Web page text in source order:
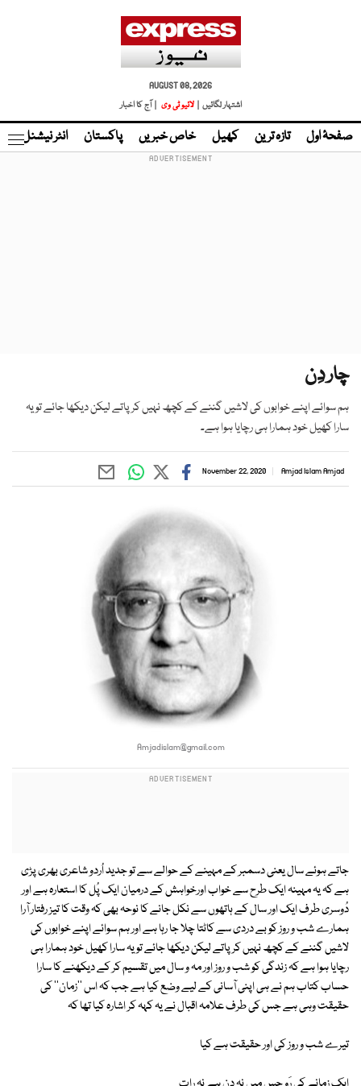
AUGUST 08, 2026
اشتہار لگائیں |
لائیو ٹی وی | آج کا اخبار
صفحۂ اول تازہ ترین کھیل خاص خبریں پاکستان انٹر نیشنل
چار دِن
ہم سوائے اپنے خوابوں کی لاشیں گننے کے کچھ نہیں کر پاتے لیکن دیکھا جائے تو یہ
سارا کھیل خود ہمارا ہی رچایا ہوا ہے۔
Amjad Islam Amjad
November 22, 2020
Amjadislam@gmail.com
جاتے ہوئے سال یعنی دسمبر کے مہینے کے حوالے سے تو جدید اُردو شاعری بھری پڑی
ہے کہ یہ مہینہ ایک طرح سے خواب اورخواہش کے درمیان ایک پُل کا استعارہ ہے اور
دُوسری طرف ایک اور سال کے ہاتھوں سے نکل جانے کا نوحہ بھی کہ وقت کا تیز رفتار آرا
ہمارے شب و روز کو بے دردی سے کاٹتا چلا جا رہا ہے اور ہم سوائے اپنے خوابوں کی
لاشیں گننے کے کچھ نہیں کر پاتے لیکن دیکھا جائے تو یہ سارا کھیل خود ہمارا ہی
رچایا ہوا ہے کہ زندگی کو شب و روز اور مہ و سال میں تقسیم کر کے دیکھنے کا سارا
حساب کتاب ہم نے ہی اپنی آسانی کے لیے وضع کیا ہے جب کہ اس ''زمان'' کی
حقیقت وہی ہے جس کی طرف علامہ اقبال نے یہ کہہ کر اشارہ کیا تھا کہ
تیرے شب و روز کی اور حقیقت ہے کیا